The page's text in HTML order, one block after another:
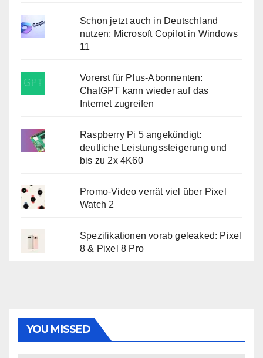
Schon jetzt auch in Deutschland
nutzen: Microsoft Copilot in Windows
11
Vorerst für Plus-Abonnenten:
ChatGPT kann wieder auf das
Internet zugreifen
Raspberry Pi 5 angekündigt:
deutliche Leistungssteigerung und
bis zu 2x 4K60
Promo-Video verrät viel über Pixel
Watch 2
Spezifikationen vorab geleaked: Pixel
8 & Pixel 8 Pro
YOU MISSED